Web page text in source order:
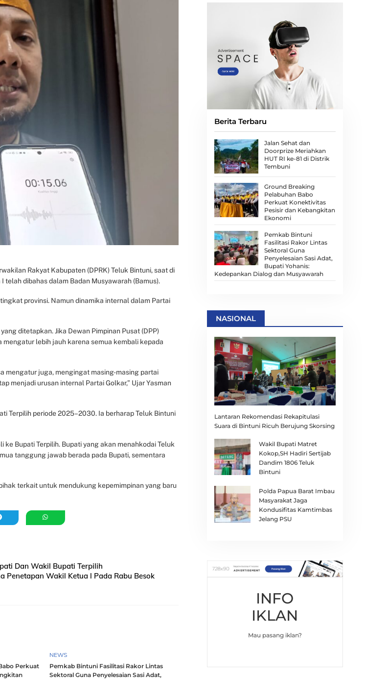
Rakyat Kabupaten (DPRK) Teluk Bintuni, saat di
dibahas dalam Badan Musyawarah (Bamus).
provinsi. Namun dinamika internal dalam Partai
ditetapkan. Jika Dewan Pimpinan Pusat (DPP)
lebih jauh karena semua kembali kepada
mengatur juga, mengingat masing-masing partai
menjadi urusan internal Partai Golkar,” Ujar Yasman
Terpilih periode 2025–2030. Ia berharap Teluk Bintuni
Bupati Terpilih. Bupati yang akan menahkodai Teluk
tanggung jawab berada pada Bupati, sementara
terkait untuk mendukung kepemimpinan yang baru
Dan Wakil Bupati Terpilih
Penetapan Wakil Ketua l Pada Rabu Besok
Perkuat
NEWS
Pemkab Bintuni Fasilitasi Rakor Lintas
Sektoral Guna Penyelesaian Sasi Adat,
Berita Terbaru
Jalan Sehat dan
Doorprize Meriahkan
HUT RI ke-81 di Distrik
Tembuni
Ground Breaking
Pelabuhan Babo
Perkuat Konektivitas
Pesisir dan Kebangkitan
Ekonomi
Pemkab Bintuni
Fasilitasi Rakor Lintas
Sektoral Guna
Penyelesaian Sasi Adat,
Bupati Yohanis:
Kedepankan Dialog dan Musyawarah
NASIONAL
Lantaran Rekomendasi Rekapitulasi
Suara di Bintuni Ricuh Berujung Skorsing
Wakil Bupati Matret
Kokop,SH Hadiri Sertijab
Dandim 1806 Teluk
Bintuni
Polda Papua Barat Imbau
Masyarakat Jaga
Kondusifitas Kamtimbas
Jelang PSU
INFO
IKLAN
Mau pasang iklan?